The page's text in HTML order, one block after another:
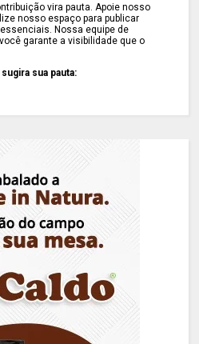
vira pauta. Apoie nosso
nosso espaço para publicar
Nossa equipe de
garante a visibilidade que o
sua pauta: